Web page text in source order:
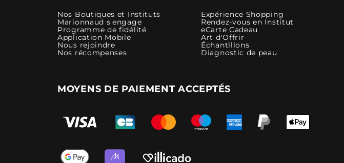
Nos Boutiques et Instituts
Marionnaud s'engage
Programme de fidélité
Application Mobile
Nous rejoindre
Nos récompenses
Expérience Shopping
Rendez-vous en Institut
eCarte Cadeau
Art d'Offrir
Échantillons
Diagnostic de peau
MOYENS DE PAIEMENT ACCEPTÉS